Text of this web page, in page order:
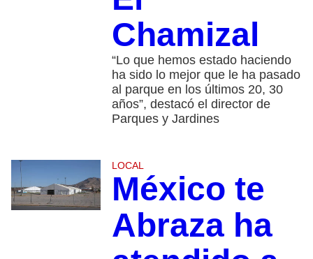
Chamizal
“Lo que hemos estado haciendo
ha sido lo mejor que le ha pasado
al parque en los últimos 20, 30
años”, destacó el director de
Parques y Jardines
LOCAL
México te
Abraza ha